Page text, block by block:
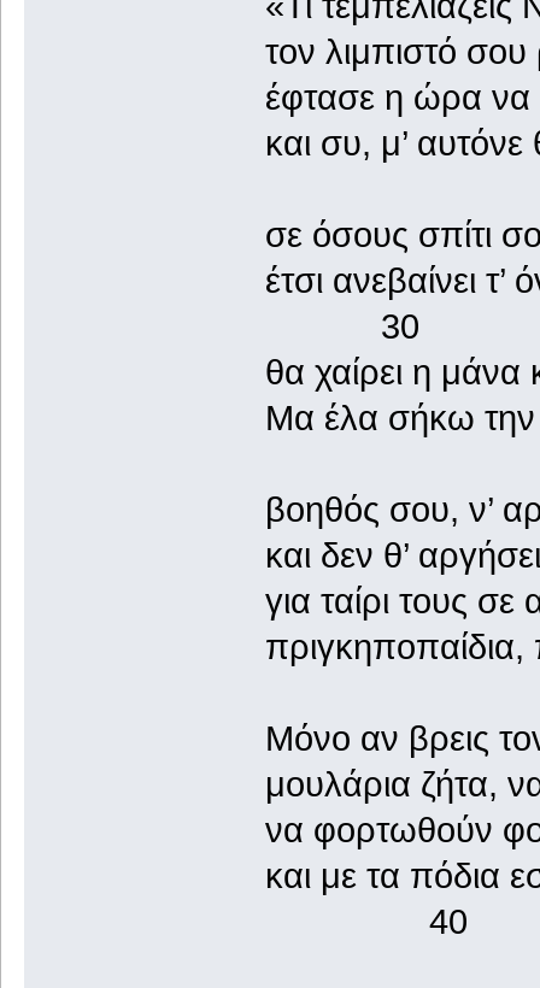
τον λιμπιστό
έφτασε η ώρα να
και συ, μ’ αυτόνε
σε όσους σπίτι
έτσι
30
θα χαίρει η
Μα έλα σήκω την
βοηθός σου, ν’
και δεν θ’
για ταίρι τους
Μόνο αν βρεις
μουλάρια ζήτα,
να φορτωθούν
και με τα
40